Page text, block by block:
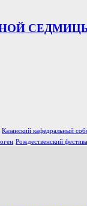
Казанский кафедральный
Рождественский